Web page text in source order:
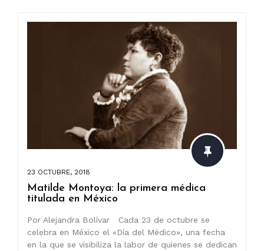
23 OCTUBRE, 2018
Matilde Montoya: la primera médica
titulada en México
Por Alejandra Bolívar Cada 23 de octubre se
celebra en México el «Día del Médico», una fecha
en la que se visibiliza la labor de quienes se dedican